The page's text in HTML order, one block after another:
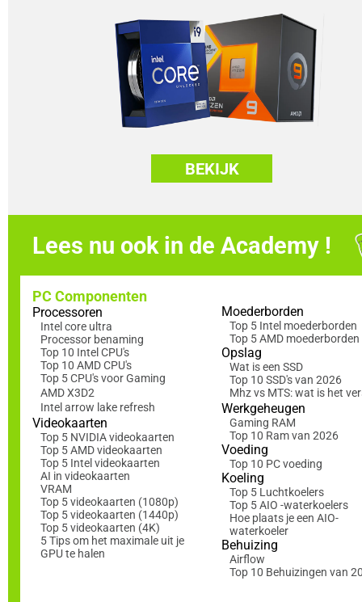
BEKIJK
Lees nu ook in de Academy !
PC Componenten
Processoren
Intel core ultra
Processor benaming
Top 10 Intel CPU's
Top 10 AMD CPU's
Top 5 CPU's voor Gaming
AMD X3D2
Intel arrow lake refresh
Videokaarten
Top 5 NVIDIA videokaarten
Top 5 AMD videokaarten
Top 5 Intel videokaarten
AI in videokaarten
VRAM
Top 5 videokaarten (1080p)
Top 5 videokaarten (1440p)
Top 5 videokaarten (4K)
5 Tips om het maximale uit je
GPU te halen
Moederborden
Top 5 Intel moederborden
Top 5 AMD moederborden
Opslag
Wat is een SSD
Top 10 SSD's van 2026
Mhz vs MTS: wat is het
Werkgeheugen
Gaming RAM
Top 10 Ram van 2026
Voeding
Top 10 PC voeding
Koeling
Top 5 Luchtkoelers
Top 5 AIO -waterkoelers
Hoe plaats je een AIO-
waterkoeler
Behuizing
Airflow
Top 10 Behuizingen van